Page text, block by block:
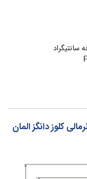
کلوز دانگز المان